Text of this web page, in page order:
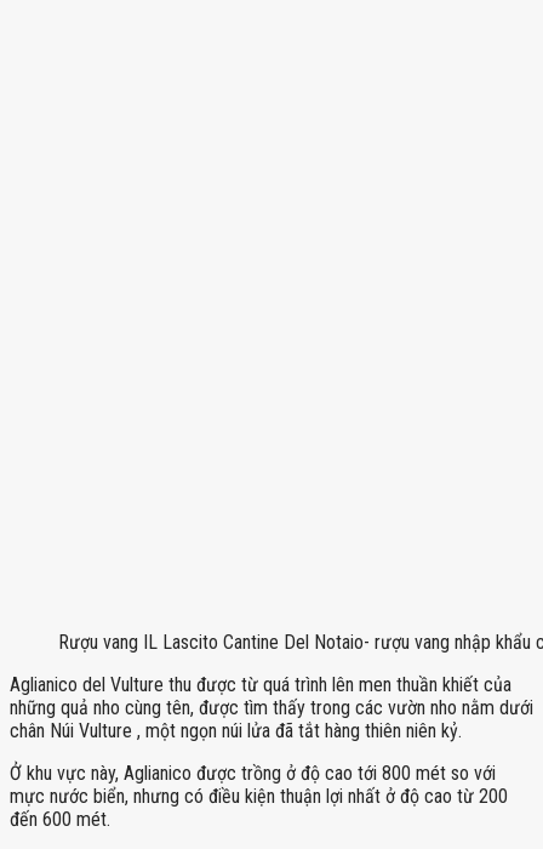
Rượu vang IL Lascito Cantine Del Notaio- rượu vang nhập khẩu
Aglianico del Vulture thu được từ quá trình lên men thuần khiết của
những quả nho cùng tên, được tìm thấy trong các vườn nho nằm dưới
chân Núi Vulture , một ngọn núi lửa đã tắt hàng thiên niên kỷ.
Ở khu vực này, Aglianico được trồng ở độ cao tới 800 mét so với
mực nước biển, nhưng có điều kiện thuận lợi nhất ở độ cao từ 200
đến 600 mét.